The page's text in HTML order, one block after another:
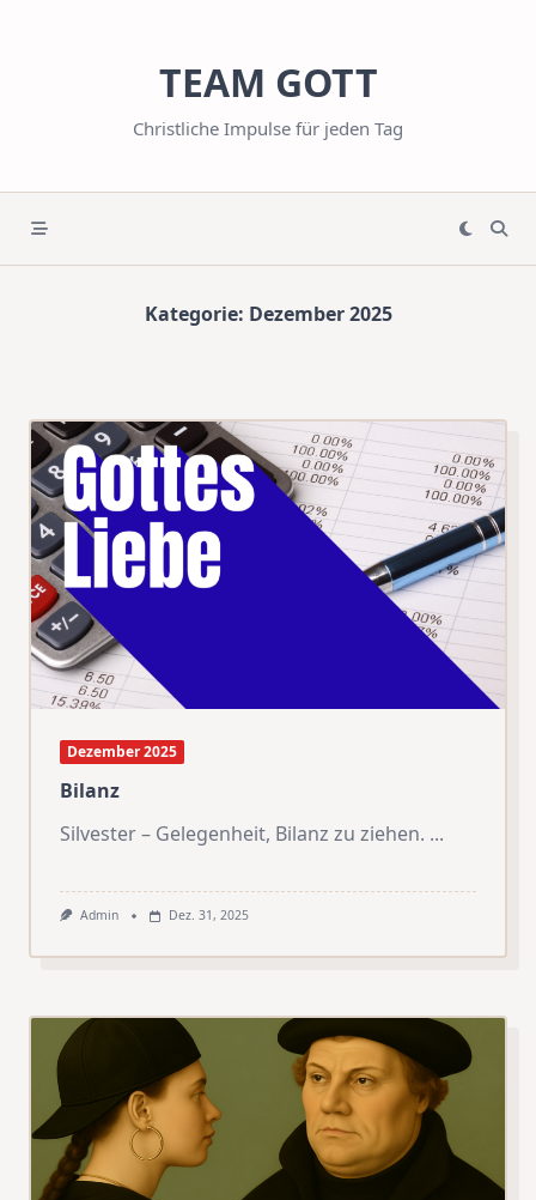
TEAM GOTT
Christliche Impulse für jeden Tag
Kategorie: Dezember 2025
Dezember 2025
Bilanz
Silvester – Gelegenheit, Bilanz zu ziehen. ...
Admin Dez. 31, 2025